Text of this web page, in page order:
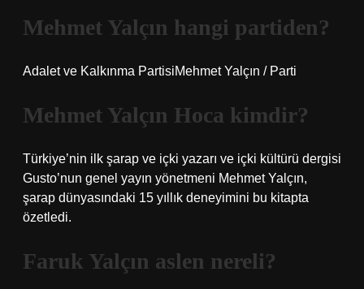
Mehmet Yalçın hangi partiden?
Adalet ve Kalkınma PartisiMehmet Yalçın / Parti
Mehmet Yalçın Hoca kimdir?
Türkiye’nin ilk şarap ve içki yazarı ve içki kültürü dergisi
Gusto’nun genel yayın yönetmeni Mehmet Yalçın,
şarap dünyasındaki 15 yıllık deneyimini bu kitapta
özetledi.
Faruk Yalçın aslen nereli?